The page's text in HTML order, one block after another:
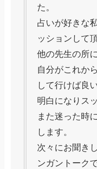
た。
占いが好きな
ッションして
他の先生の所
自分がこれか
して行けば良
明白になりス
また迷った時
します。
次々にお聞き
ンガントーク